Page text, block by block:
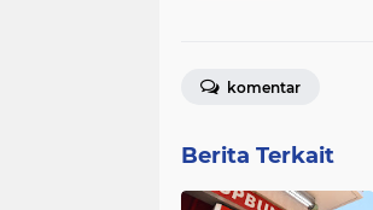
komentar
Berita Terkait